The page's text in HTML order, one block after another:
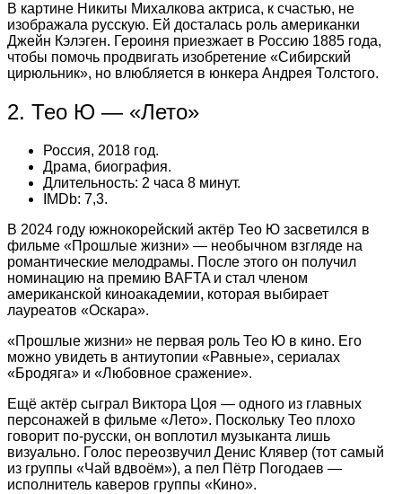
В картине Никиты Михалкова актриса, к счастью, не
изображала русскую. Ей досталась роль американки
Джейн Кэлэген. Героиня приезжает в Россию 1885 года,
чтобы помочь продвигать изобретение «Сибирский
цирюльник», но влюбляется в юнкера Андрея Толстого.
2. Тео Ю — «Лето»
Россия, 2018 год.
Драма, биография.
Длительность: 2 часа 8 минут.
IMDb: 7,3.
В 2024 году южнокорейский актёр Тео Ю засветился в
фильме «Прошлые жизни» — необычном взгляде на
романтические мелодрамы. После этого он получил
номинацию на премию BAFTA и стал членом
американской киноакадемии, которая выбирает
лауреатов «Оскара».
«Прошлые жизни» не первая роль Тео Ю в кино. Его
можно увидеть в антиутопии «Равные», сериалах
«Бродяга» и «Любовное сражение».
Ещё актёр сыграл Виктора Цоя — одного из главных
персонажей в фильме «Лето». Поскольку Тео плохо
говорит по-русски, он воплотил музыканта лишь
визуально. Голос переозвучил Денис Клявер (тот самый
из группы «Чай вдвоём»), а пел Пётр Погодаев —
исполнитель каверов группы «Кино».